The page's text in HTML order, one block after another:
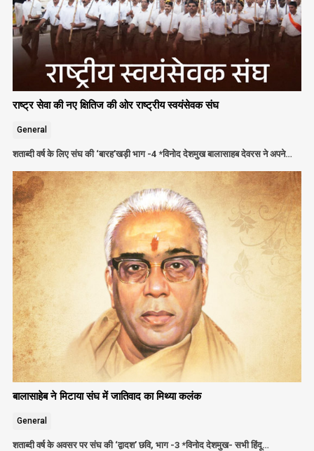
राष्ट्र सेवा की नए क्षितिज की ओर राष्ट्रीय स्वयंसेवक संघ
General
शताब्दी वर्ष के लिए संघ की ‘बारह’खड़ी भाग -4 *विनोद देशमुख बालासाहब देवरस ने अपने…
बालासाहेब ने मिटाया संघ में जातिवाद का मिथ्या कलंक
General
शताब्दी वर्ष के अवसर पर संघ की ‘द्वादश’ छवि, भाग -3 *विनोद देशमुख- सभी हिंदू…